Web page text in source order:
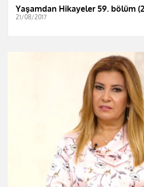
Yaşamdan Hikayeler 59. bölüm
21/08/2017